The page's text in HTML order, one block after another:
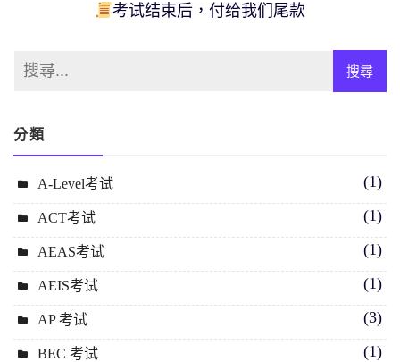
考试结束后，付给我们尾款
分類
A-Level考试 (1)
ACT考试 (1)
AEAS考试 (1)
AEIS考试 (1)
AP 考试 (3)
BEC 考试 (1)